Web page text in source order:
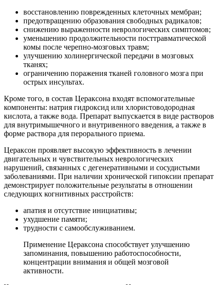
восстановлению поврежденных клеточных мембран;
предотвращению образования свободных радикалов;
снижению выраженности неврологических симптомов;
уменьшению продолжительности посттравматической
комы после черепно-мозговых травм;
улучшению холинергической передачи в мозговых
тканях;
ограничению поражения тканей головного мозга при
острых инсультах.
Кроме того, в состав Цераксона входят вспомогательные
компоненты: натрия гидроксид или хлористоводородная
кислота, а также вода. Препарат выпускается в виде растворов
для внутримышечного и внутривенного введения, а также в
форме раствора для перорального приема.
Цераксон проявляет высокую эффективность в лечении
двигательных и чувствительных неврологических
нарушений, связанных с дегенеративными и сосудистыми
заболеваниями. При наличии хронической гипоксии препарат
демонстрирует положительные результаты в отношении
следующих когнитивных расстройств:
апатия и отсутствие инициативы;
ухудшение памяти;
трудности с самообслуживанием.
Применение Цераксона способствует улучшению
запоминания, повышению работоспособности,
концентрации внимания и общей мозговой
активности.